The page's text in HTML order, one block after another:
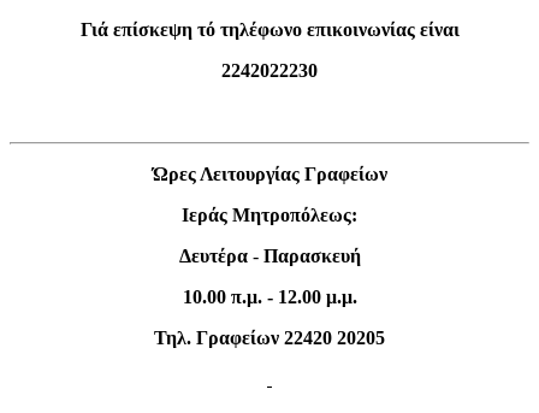
Γιά επίσκεψη τό τηλέφωνο επικοινωνίας είναι
2242022230
Ώρες Λειτουργίας Γραφείων
Ιεράς Μητροπόλεως:
Δευτέρα- Παρασκευή
10.00 π.μ. - 12.00 μ.μ.
Τηλ. Γραφείων 22420 20205